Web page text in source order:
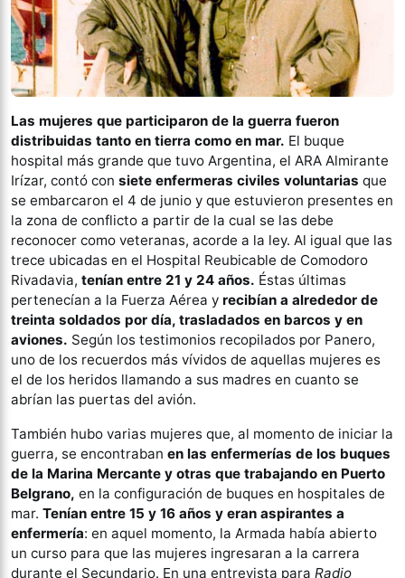
Las mujeres que participaron de la guerra fueron
distribuidas tanto en tierra como en mar. El buque
hospital más grande que tuvo Argentina, el ARA Almirante
Irízar, contó con siete enfermeras civiles voluntarias que
se embarcaron el 4 de junio y que estuvieron presentes en
la zona de conflicto a partir de la cual se las debe
reconocer como veteranas, acorde a la ley. Al igual que las
trece ubicadas en el Hospital Reubicable de Comodoro
Rivadavia, tenían entre 21 y 24 años. Éstas últimas
pertenecían a la Fuerza Aérea y recibían a alrededor de
treinta soldados por día, trasladados en barcos y en
aviones. Según los testimonios recopilados por Panero,
uno de los recuerdos más vívidos de aquellas mujeres es
el de los heridos llamando a sus madres en cuanto se
abrían las puertas del avión.
También hubo varias mujeres que, al momento de iniciar la
guerra, se encontraban en las enfermerías de los buques
de la Marina Mercante y otras que trabajando en Puerto
Belgrano, en la configuración de buques en hospitales de
mar. Tenían entre 15 y 16 años y eran aspirantes a
enfermería: en aquel momento, la Armada había abierto
un curso para que las mujeres ingresaran a la carrera
durante el Secundario. En una entrevista para Radio